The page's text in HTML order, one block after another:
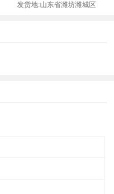
发货地:山东省潍坊潍城区